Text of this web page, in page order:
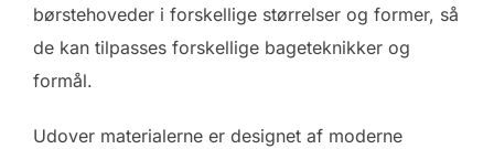
børstehoveder i forskellige størrelser og former, så
de kan tilpasses forskellige bageteknikker og
formål.
Udover materialerne er designet af moderne